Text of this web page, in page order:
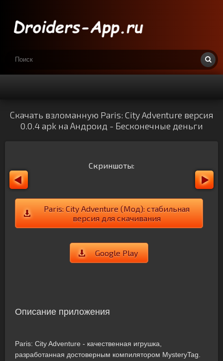
Скачать взломанную Paris: City Adventure версия
0.0.4 apk на Андроид - Бесконечные деньги
Скриншоты:
Paris: City Adventure (Мод): стабильная
версия для скачивания
Google Play
Описание приложения
Paris: City Adventure - качественная игрушка,
разработанная достоверным компилятором MysteryTag.